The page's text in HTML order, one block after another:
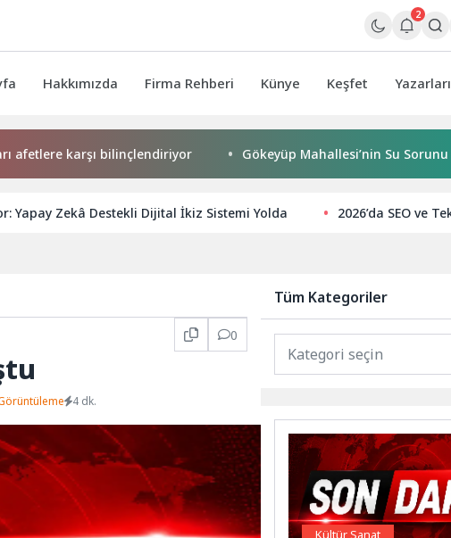
2
Hakkımızda Firma Rehberi Künye Keşfet
karşı bilinçlendiriyor Gökeyüp Mahallesi’nin Su Sorunu
Yapay Zekâ Destekli Dijital İkiz Sistemi Yolda 2026’da SEO ve
0
4 dk.
Tüm Kategoriler
Kültür Sanat